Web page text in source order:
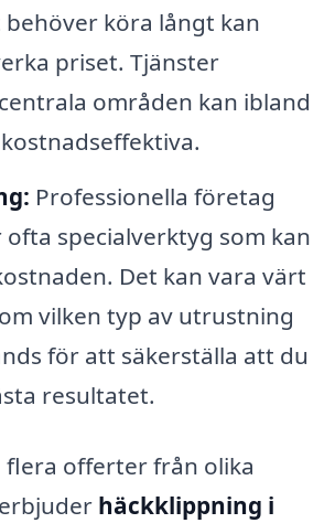
köra långt kan
priset. Tjänster
områden kan ibland
Professionella företag
specialverktyg som kan
Det kan vara värt
vilken typ av utrustning
för att säkerställa att du
resultatet.
flera offerter från olika
häckklippning i